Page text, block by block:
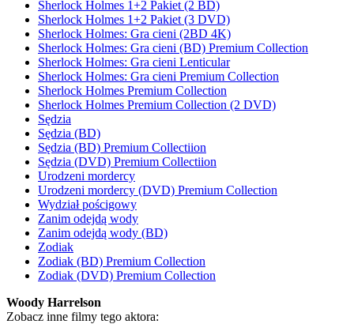
Sherlock Holmes 1+2 Pakiet (2 BD)
Sherlock Holmes 1+2 Pakiet (3 DVD)
Sherlock Holmes: Gra cieni (2BD 4K)
Sherlock Holmes: Gra cieni (BD) Premium Collection
Sherlock Holmes: Gra cieni Lenticular
Sherlock Holmes: Gra cieni Premium Collection
Sherlock Holmes Premium Collection
Sherlock Holmes Premium Collection (2 DVD)
Sędzia
Sędzia (BD)
Sędzia (BD) Premium Collectiion
Sędzia (DVD) Premium Collectiion
Urodzeni mordercy
Urodzeni mordercy (DVD) Premium Collection
Wydział pościgowy
Zanim odejdą wody
Zanim odejdą wody (BD)
Zodiak
Zodiak (BD) Premium Collection
Zodiak (DVD) Premium Collection
Woody Harrelson
Zobacz inne filmy tego aktora: